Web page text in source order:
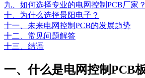
九、如何选择专业的电网控制PCB厂家？
十、为什么选择景阳电子？
十一、未来电网控制PCB的发展趋势
十二、常见问题解答
十三、结语
一、什么是电网控制PCB